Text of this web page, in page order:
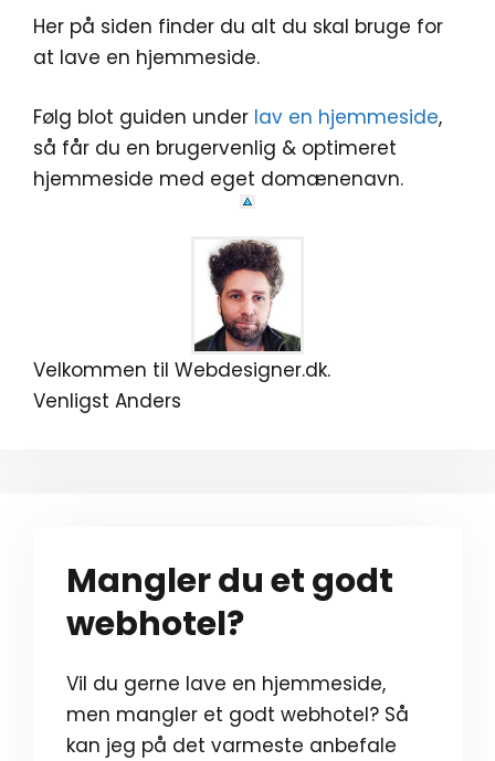
Her på siden finder du alt du skal bruge for
at lave en hjemmeside.
Følg blot guiden under lav en hjemmeside,
så får du en brugervenlig & optimeret
hjemmeside med eget domænenavn.
Velkommen til Webdesigner.dk.
Venligst Anders
Mangler du et godt
webhotel?
Vil du gerne lave en hjemmeside,
men mangler et godt webhotel? Så
kan jeg på det varmeste anbefale